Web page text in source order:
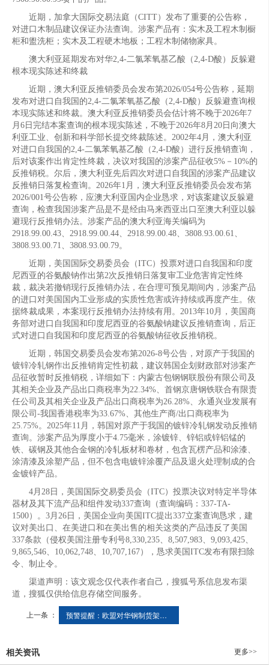
近期，加拿大国际交易法庭（CITT）发布了重要的公告称，
对进口木制品建议保证办法查询。涉案产品有：实木及工程木制橱
柜和盥洗柜；实木及工程硬木地板；工程木制储物家具。
澳大利亚延期发布对华2,4-二氯苯氧基乙酸（2,4-D酸）反躲避
根本现实陈述和终裁
近期，澳大利亚反推销委员会发布第2026/054号公告称，延期
发布对进口自我国的2,4-二氯苯氧基乙酸（2,4-D酸）反躲避查询根
本现实陈述和终裁。澳大利亚反推销委员会估计将不晚于2026年7
月6日完结本案查询的根本现实陈述，不晚于2026年8月20日向澳大
利亚工业、创新和科学部长提交终裁陈述。2002年4月，澳大利亚
对进口自我国的2,4-二氯苯氧基乙酸（2,4-D酸）进行反推销查询，
后对该案作出肯定性终裁，决议对我国的涉案产品征收5%－10%的
反推销税。尔后，澳大利亚先后四次对进口自我国的涉案产品建议
反推销日落复检查询。2026年1月，澳大利亚反推销委员会发布第
2026/001号公告称，应澳大利亚国内企业恳求，对该案建议反躲避
查询，检查我国涉案产品是不是经由马来西亚出口至澳大利亚以躲
避现行反推销办法。涉案产品的澳大利亚海关编码为
2918.99.00.43、2918.99.00.44、2918.99.00.48、3808.93.00.61、
3808.93.00.71、3808.93.00.79。
近期，美国国际交易委员会（ITC）投票对进口自我国和印度
尼西亚的谷氨酸钠作出第2次反推销日落复审工业危害肯定性终
裁，裁决若撤销现行反推销办法，在合理可预见期间内，涉案产品
的进口对美国国内工业形成的实质性危害或许持续或再度产生。依
据终裁成果，本案现行反推销办法持续有用。2013年10月，美国商
务部对进口自我国和印度尼西亚的谷氨酸钠建议反推销查询，后正
式对进口自我国和印度尼西亚的谷氨酸钠征收反推销税。
近期，韩国交易委员会发布第2026-8号公告，对原产于我国的
镀锌冷轧钢作出反推销肯定性初裁，建议韩国企划财政部对涉案产
品征收暂时反推销税，详细如下：内蒙古包钢钢联股份有限公司及
其相关企业及产品出口商税率为22.34%、首钢京唐钢铁联合有限责
任公司及其相关企业及产品出口商税率为26.28%、永通兴业发展有
限公司-我国香港税率为33.67%、其他生产商/出口商税率为
25.75%。2025年11月，韩国对原产于我国的镀锌冷轧钢发动反推销
查询。涉案产品为厚度小于4.75毫米，涂镀锌、锌铝或锌铝锰的
铁、碳钢及其他合金钢的冷轧板材和卷材，包含瓦楞产品和涂漆、
涂清漆及涂塑产品，但不包含电镀锌涂覆产品及退火处理制成的合
金镀锌产品。
4月28日，美国国际交易委员会（ITC）投票决议对特定半导体
器材及其下流产品和组件发动337查询（查询编码：337-TA-
1500）。3月26日，美国企业向美国ITC提出337立案查询恳求，建
议对美出口、在美进口和在美出售的相关这类的产品违反了美国
337条款（侵权美国注册专利号8,330,235、8,507,983、9,093,425、
9,865,546、10,062,748、10,707,167），恳求美国ITC发布有限扫除
令、制止令。
渠道声明：该文观念仅代表作者自己，搜狐号系信息发布渠
道，搜狐仅供给信息存储空间服务。
上一条 ： 预警提醒：欧盟对华钢制货架正式发起反倾销调查
相关资讯 更多>>